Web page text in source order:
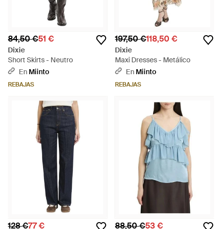
84,50 €51 €
Dixie
Short Skirts - Neutro
En Miinto
REBAJAS
197,50 €118,50 €
Dixie
Maxi Dresses - Metálico
En Miinto
REBAJAS
128 €77 € 88,50 €53 €